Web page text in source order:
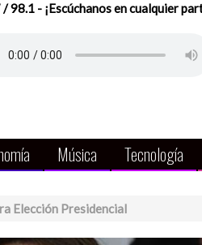
98.1 - ¡Escúchanos en cualquier
Música Tecnología
Elección Presidencial